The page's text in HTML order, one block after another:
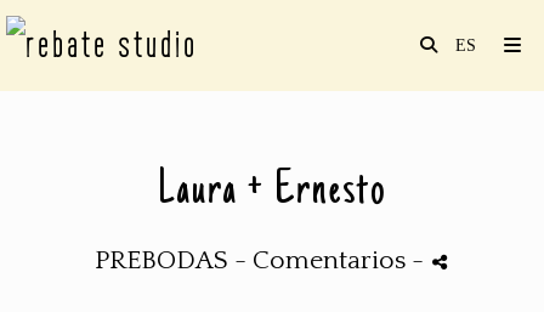
Laura + Ernesto
PREBODAS - Comentarios -